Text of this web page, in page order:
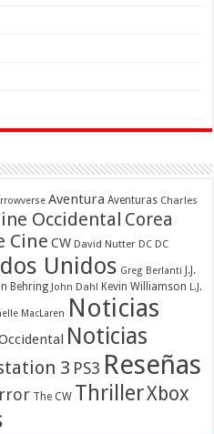
Aventura Aventuras Charles
Occidental Corea
Cine CW David Nutter DC DC
Unidos Greg Berlanti J.J.
Behring John Dahl Kevin Williamson L.J.
MacLaren Noticias
Noticias
3 PS3 Reseñas
The CW ThrillerXbox